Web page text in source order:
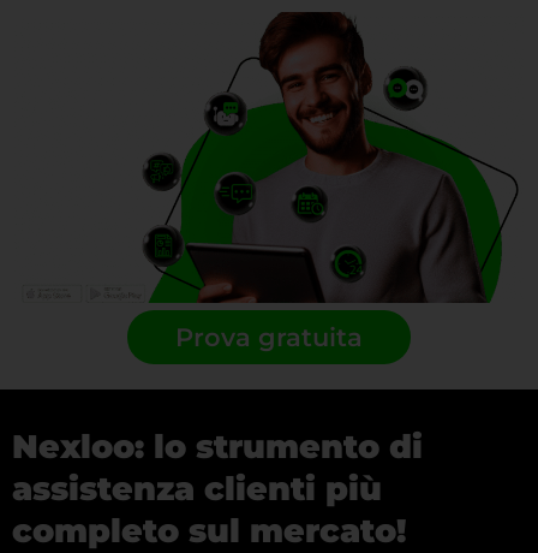
Prova gratuita
Nexloo: lo strumento di
assistenza clienti più
completo sul mercato!